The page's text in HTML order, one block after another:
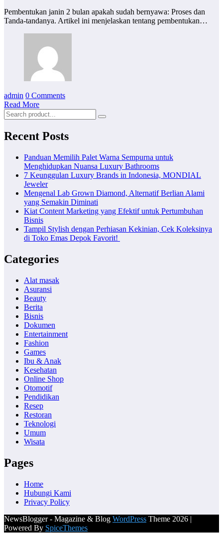
Pembentukan janin 2 bulan apakah sudah bernyawa: Proses dan
Tanda-tandanya. Artikel ini menjelaskan tentang pembentukan…
admin 0 Comments
Read More
Recent Posts
Panduan Memilih Palet Warna Sempurna untuk
Menghidupkan Nuansa Luxury Bathrooms
7 Keunggulan Luxury Brands in Indonesia, MONDIAL
Jeweler
Mengenal Lab Grown Diamond, Alternatif Berlian Alami
yang Semakin Diminati
Kiat Content Marketing yang Efektif untuk Pertumbuhan
Bisnis
Tampil Stylish dengan Perhiasan Kekinian, Cek Koleksinya
di Toko Emas Depok Favorit!
Categories
Alat masak
Asuransi
Beauty
Berita
Bisnis
Dokumen
Entertainment
Fashion
Games
Ibu & Anak
Kesehatan
Online Shop
Otomotif
Pendidikan
Resep
Restoran
Teknologi
Umum
Wisata
Pages
Home
Hubungi Kami
Privacy Policy
NewsBlogger - Magazine & Blog WordPress Theme 2026 |
Powered By SpiceThemes